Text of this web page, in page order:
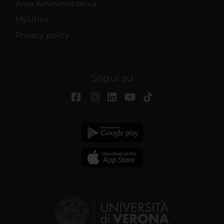
Area Amministrativa
MyUnivr
Privacy policy
Segui su